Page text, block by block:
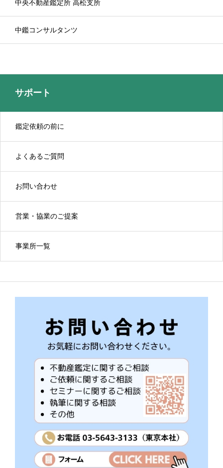
中央不動産鑑定所 高松支所
中鑑コンサルタンツ
サポート
鑑定依頼の前に
よくあるご質問
お問い合わせ
営業・協業のご提案
事業所一覧